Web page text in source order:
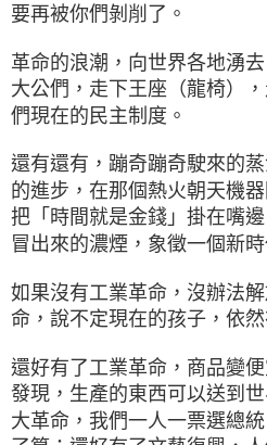
要再被你們剝削了。
革命的浪潮，向世界各地湧
大公們，走下王座（龍椅）
們現在的民主制度。
還有還有，蹦奇蹦奇駛來的
的進步，在那個熱火朝天機
把「時間就是金錢」掛在嘴
冒出來的濃煙，象徵一個新
如果沒有工業革命，沒辦法
命，說不定現在的孩子，依
還好有了工業革命，商品變
發現，生產的東西可以送到
大革命，我們一人一票選總